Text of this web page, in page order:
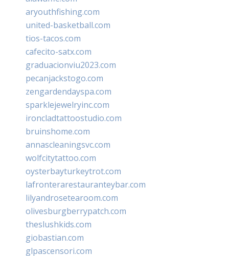
aryouthfishing.com
united-basketball.com
tios-tacos.com
cafecito-satx.com
graduacionviu2023.com
pecanjackstogo.com
zengardendayspa.com
sparklejewelryinc.com
ironcladtattoostudio.com
bruinshome.com
annascleaningsvc.com
wolfcitytattoo.com
oysterbayturkeytrot.com
lafronterarestauranteybar.com
lilyandrosetearoom.com
olivesburgberrypatch.com
theslushkids.com
giobastian.com
glpascensori.com